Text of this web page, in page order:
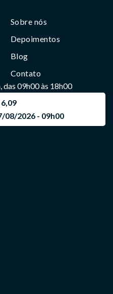
Sobre nós
Depoimentos
Blog
Contato
das 09h00 às 18h00
6,09
08/2026 - 09h00